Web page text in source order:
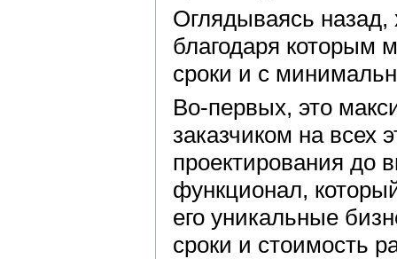
Оглядываясь назад,
благодаря которым
сроки и с
Во-первых, это
заказчиком на всех
проектирования до
функционал,
его уникальные
сроки и стоимость